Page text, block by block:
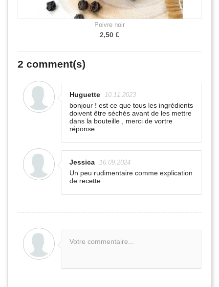
Poivre noir
2,50 €
2 comment(s)
Huguette 10.11.2023
bonjour ! est ce que tous les ingrédients
doivent être séchés avant de les mettre
dans la bouteille , merci de vortre
réponse
Jessica 16.09.2024
Un peu rudimentaire comme explication
de recette
Votre commentaire...